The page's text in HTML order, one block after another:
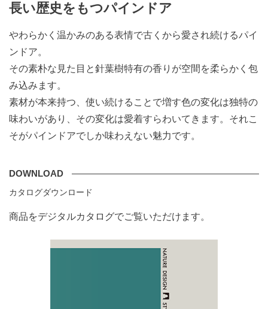
長い歴史をもつパインドア
やわらかく温かみのある表情で古くから愛され続けるパイ
ンドア。
その素朴な見た目と針葉樹特有の香りが空間を柔らかく包
み込みます。
素材が本来持つ、使い続けることで増す色の変化は独特の
味わいがあり、その変化は愛着すらわいてきます。それこ
そがパインドアでしか味わえない魅力です。
DOWNLOAD
カタログダウンロード
商品をデジタルカタログでご覧いただけます。